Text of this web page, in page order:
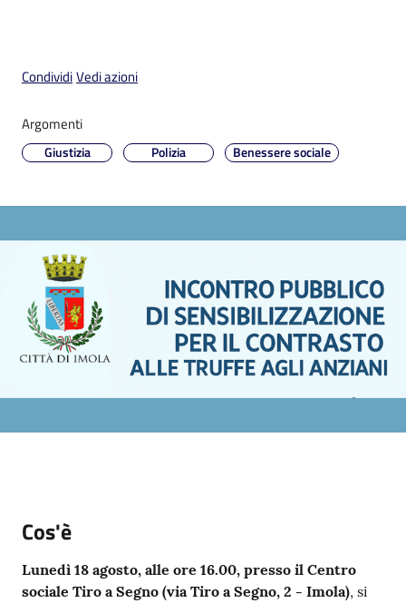
i
s
i
a
o
a
on-
CondividiVedi azioni
Argomenti
Giustizia Polizia Benessere sociale
Cos'è
Lunedì 18 agosto, alle ore 16.00, presso il Centro
sociale Tiro a Segno (via Tiro a Segno, 2 - Imola), si